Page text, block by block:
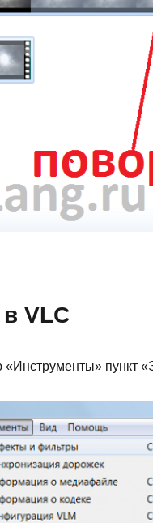
VLC
пункт